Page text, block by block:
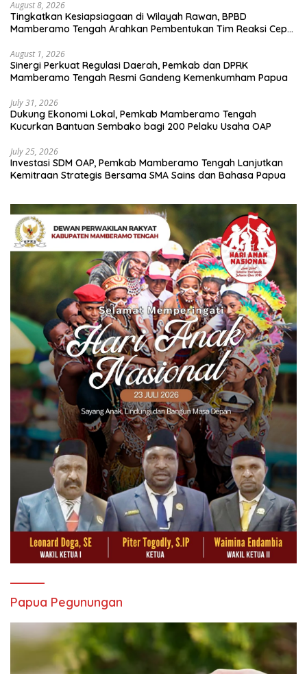
August 8, 2026
Tingkatkan Kesiapsiagaan di Wilayah Rawan, BPBD
Mamberamo Tengah Arahkan Pembentukan Tim Reaksi Cepat
August 1, 2026
Sinergi Perkuat Regulasi Daerah, Pemkab dan DPRK
Mamberamo Tengah Resmi Gandeng Kemenkumham Papua
July 31, 2026
Dukung Ekonomi Lokal, Pemkab Mamberamo Tengah
Kucurkan Bantuan Sembako bagi 200 Pelaku Usaha OAP
July 25, 2026
Investasi SDM OAP, Pemkab Mamberamo Tengah Lanjutkan
Kemitraan Strategis Bersama SMA Sains dan Bahasa Papua
Papua Pegunungan